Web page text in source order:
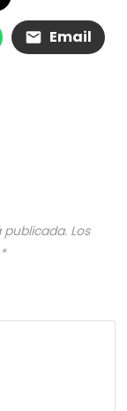
Email
publicada. Los
*